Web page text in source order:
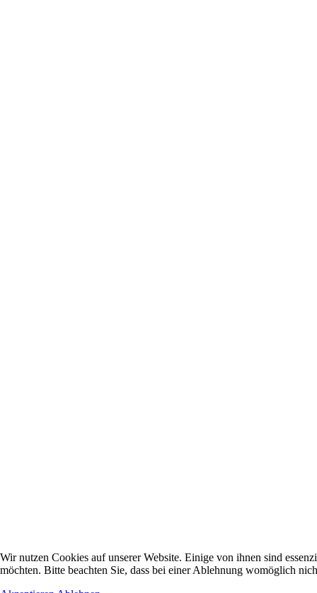
Wir nutzen Cookies auf unserer Website. Einige von ihnen sind
möchten. Bitte beachten Sie, dass bei einer Ablehnung womöglich